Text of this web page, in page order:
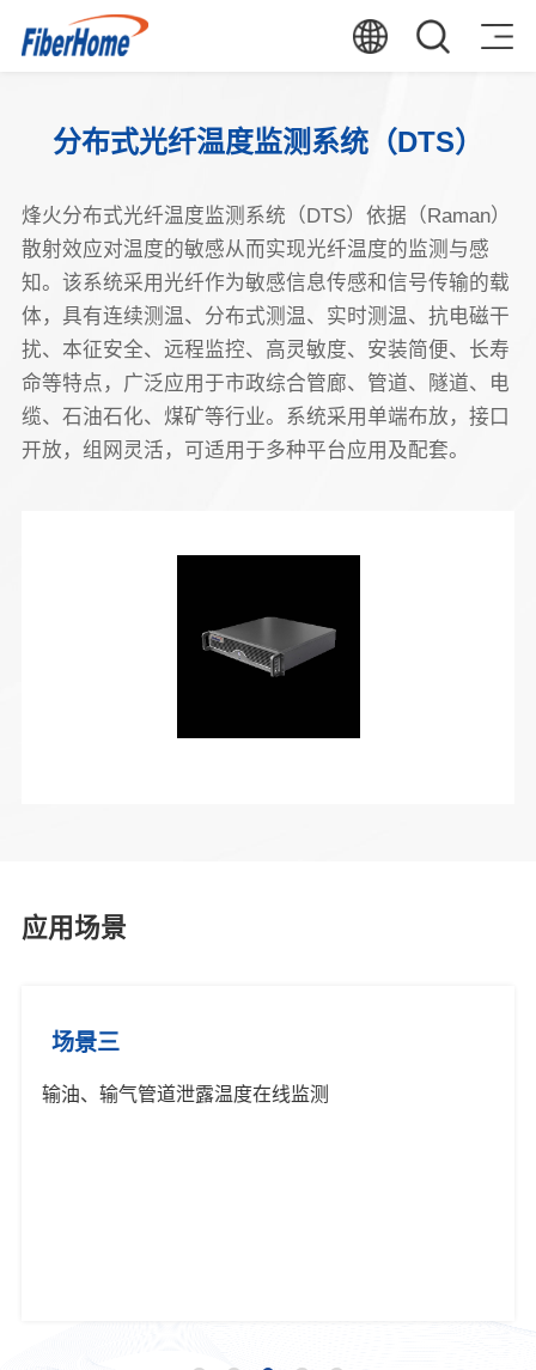
分布式光纤温度监测系统（DTS）
烽火分布式光纤温度监测系统（DTS）依据（Raman）
散射效应对温度的敏感从而实现光纤温度的监测与感
知。该系统采用光纤作为敏感信息传感和信号传输的载
体，具有连续测温、分布式测温、实时测温、抗电磁干
扰、本征安全、远程监控、高灵敏度、安装简便、长寿
命等特点，广泛应用于市政综合管廊、管道、隧道、电
缆、石油石化、煤矿等行业。系统采用单端布放，接口
开放，组网灵活，可适用于多种平台应用及配套。
应用场景
场景三
输油、输气管道泄露温度在线监测